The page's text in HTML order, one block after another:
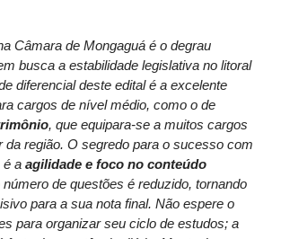
Câmara de Mongaguá é o degrau
busca a estabilidade legislativa no litoral
diferencial deste edital é a excelente
cargos de nível médio, como o de
, que equipara-se a muitos cargos
da região. O segredo para o sucesso com
é a agilidade e foco no conteúdo
número de questões é reduzido, tornando
para a sua nota final. Não espere o
para organizar seu ciclo de estudos; a